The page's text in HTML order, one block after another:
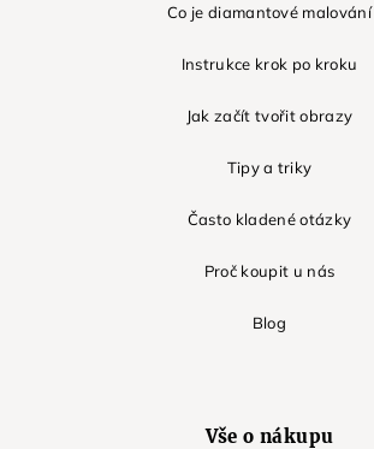
Co je diamantové malování
Instrukce krok po kroku
Jak začít tvořit obrazy
Tipy a triky
Často kladené otázky
Proč koupit u nás
Blog
Vše o nákupu